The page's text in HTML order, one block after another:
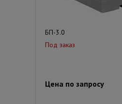
БП-3.0
Под заказ
Цена по запросу